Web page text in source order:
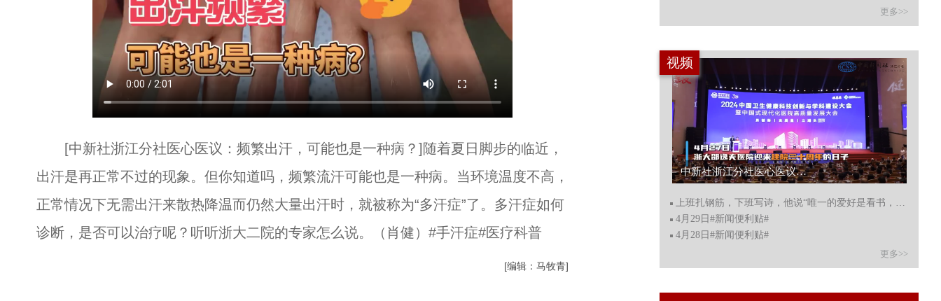
[中新社浙江分社医心医议：频繁出汗，可能也是一种病？]随着夏日脚步的临近，
出汗是再正常不过的现象。但你知道吗，频繁流汗可能也是一种病。当环境温度不高，
正常情况下无需出汗来散热降温而仍然大量出汗时，就被称为“多汗症”了。多汗症如何
诊断，是否可以治疗呢？听听浙大二院的专家怎么说。（肖健）#手汗症#医疗科普
[编辑：马牧青]
更多>>
视频
针艾无界，灸在衢州：洋主播带你走进“中国针灸城”，感受古法针灸的魅力！...
上班扎钢筋，下班写诗，他说“唯一的爱好是看书，因为不
4月29日#新闻便利贴#
4月28日#新闻便利贴#
更多>>